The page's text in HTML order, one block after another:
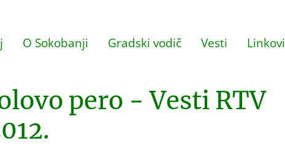
O Sokobanji Gradski vodič Vesti Linkovi
pero - Vesti RTV